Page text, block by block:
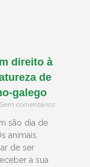
direito à
de
galego
Sem comentários
são dia de
animais
de ser
a sua